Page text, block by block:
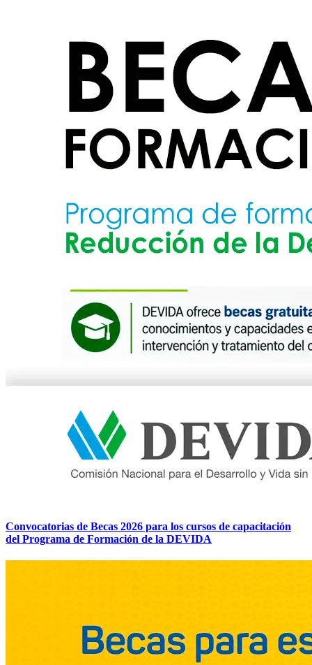
Convocatorias de Becas 2026 para los cursos de capacitación
del Programa de Formación de la DEVIDA